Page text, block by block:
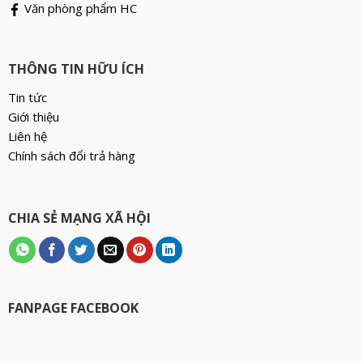
Văn phòng phẩm HC
THÔNG TIN HỮU ÍCH
Tin tức
Giới thiệu
Liên hệ
Chính sách đổi trả hàng
CHIA SẺ MẠNG XÃ HỘI
FANPAGE FACEBOOK